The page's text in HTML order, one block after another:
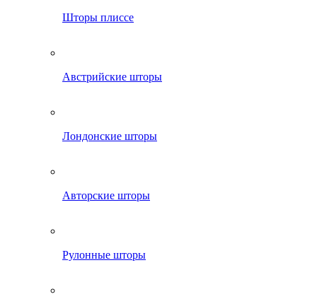
Шторы плиссе
Австрийские шторы
Лондонские шторы
Авторские шторы
Рулонные шторы